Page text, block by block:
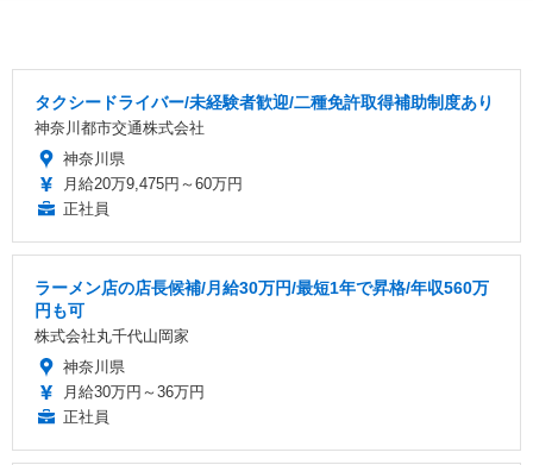
タクシードライバー/未経験者歓迎/二種免許取得補助制度あり
神奈川都市交通株式会社
神奈川県
月給20万9,475円～60万円
正社員
ラーメン店の店長候補/月給30万円/最短1年で昇格/年収560万
円も可
株式会社丸千代山岡家
神奈川県
月給30万円～36万円
正社員